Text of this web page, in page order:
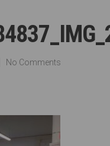
No Comments